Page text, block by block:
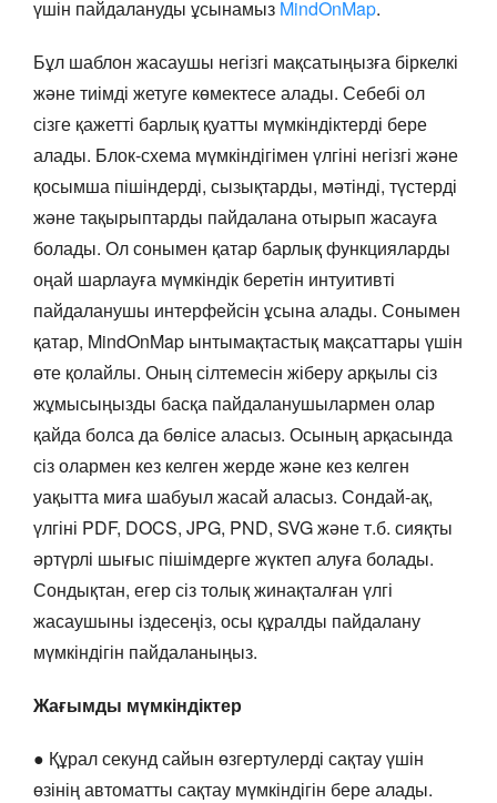
үшін пайдалануды ұсынамыз MindOnMap.
Бұл шаблон жасаушы негізгі мақсатыңызға біркелкі
және тиімді жетуге көмектесе алады. Себебі ол
сізге қажетті барлық қуатты мүмкіндіктерді бере
алады. Блок-схема мүмкіндігімен үлгіні негізгі және
қосымша пішіндерді, сызықтарды, мәтінді, түстерді
және тақырыптарды пайдалана отырып жасауға
болады. Ол сонымен қатар барлық функцияларды
оңай шарлауға мүмкіндік беретін интуитивті
пайдаланушы интерфейсін ұсына алады. Сонымен
қатар, MindOnMap ынтымақтастық мақсаттары үшін
өте қолайлы. Оның сілтемесін жіберу арқылы сіз
жұмысыңызды басқа пайдаланушылармен олар
қайда болса да бөлісе аласыз. Осының арқасында
сіз олармен кез келген жерде және кез келген
уақытта миға шабуыл жасай аласыз. Сондай-ақ,
үлгіні PDF, DOCS, JPG, PND, SVG және т.б. сияқты
әртүрлі шығыс пішімдерге жүктеп алуға болады.
Сондықтан, егер сіз толық жинақталған үлгі
жасаушыны іздесеңіз, осы құралды пайдалану
мүмкіндігін пайдаланыңыз.
Жағымды мүмкіндіктер
● Құрал секунд сайын өзгертулерді сақтау үшін
өзінің автоматты сақтау мүмкіндігін бере алады.